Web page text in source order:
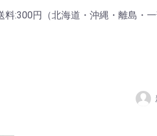
:300円（北海道・沖縄・離島・